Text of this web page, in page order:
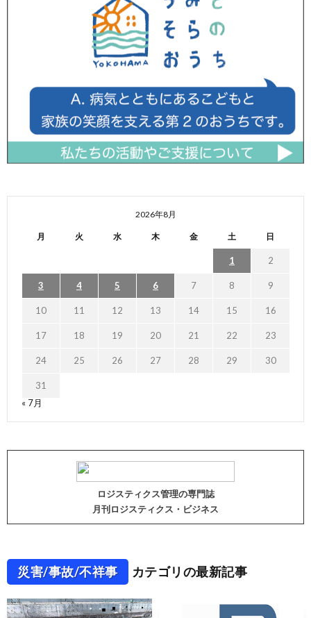
2026年8月
月 火 水 木 金 土 日
1 2
3 4 5 6 7 8 9
10 11 12 13 14 15 16
17 18 19 20 21 22 23
24 25 26 27 28 29 30
31
« 7月
ロジスティクス管理の専門誌
月刊ロジスティクス・ビジネス
災害/事故/不祥事 カテゴリの最新記事